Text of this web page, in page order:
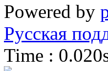
Powered by
Русская
Time :